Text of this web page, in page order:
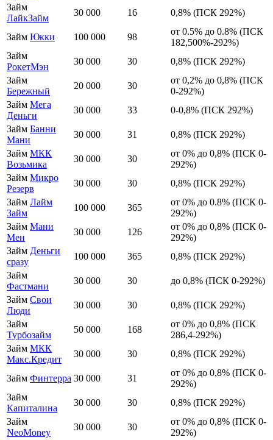
Займ
ЛайкЗайм
30 000 16 0,8% (ПСК 292%)
Займ Юкки 100 000 98
от 0.5% до 0.8% (ПСК
182,500%-292%)
Займ
РокетМэн
30 000 30
0,8% (ПСК 292%)
Займ
Бережный
20 000 30
от 0,2% до 0,8% (ПСК
0-292%)
Займ Мега
Деньги
30 000 33
0-0,8% (ПСК 292%)
Займ Банни
Мани
30 000 31
0,8% (ПСК 292%)
Займ МКК
Возьмика
30 000 30
от 0% до 0,8% (ПСК 0-
292%)
Займ Микро
Резерв
30 000 30
0,8% (ПСК 292%)
Займ Лайм
Займ
100 000 365
от 0% до 0.8% (ПСК 0-
292%)
Займ Мани
Мен
30 000 126
от 0% до 0,8% (ПСК 0-
292%)
Займ Деньги
сразу
100 000 365
0,8% (ПСК 292%)
Займ
Фастмани
30 000 30
до 0,8% (ПСК 0-292%)
Займ Свои
Люди
30 000 30
0,8% (ПСК 292%)
Займ
Турбозайм
50 000 168
от 0% до 0,8% (ПСК
286,4-292%)
Займ МКК
Макс.Кредит
30 000 30 0,8% (ПСК 292%)
Займ Финтерра 30 000 31
от 0% до 0,8% (ПСК 0-
292%)
Займ
Капиталина
30 000 30
0,8% (ПСК 292%)
Займ
NeoMoney
30 000 30
от 0% до 0,8% (ПСК 0-
292%)